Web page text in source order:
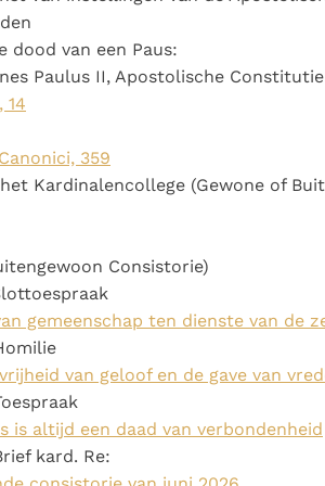
dood van een Paus:
Paulus II, Apostolische
14
359
Kardinalencollege (Gewone of
Consistorie)
gemeenschap ten dienste van de
van geloof en de gave van
is altijd een daad van verbondenheid
kard. Re: